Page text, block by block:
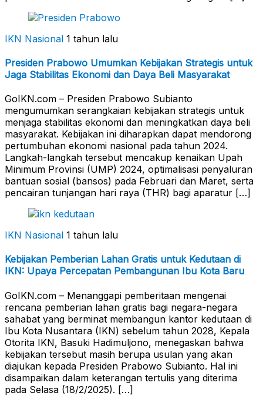
IKN Nasional 1 tahun lalu
Presiden Prabowo Umumkan Kebijakan Strategis untuk
Jaga Stabilitas Ekonomi dan Daya Beli Masyarakat
GoIKN.com – Presiden Prabowo Subianto
mengumumkan serangkaian kebijakan strategis untuk
menjaga stabilitas ekonomi dan meningkatkan daya beli
masyarakat. Kebijakan ini diharapkan dapat mendorong
pertumbuhan ekonomi nasional pada tahun 2024.
Langkah-langkah tersebut mencakup kenaikan Upah
Minimum Provinsi (UMP) 2024, optimalisasi penyaluran
bantuan sosial (bansos) pada Februari dan Maret, serta
pencairan tunjangan hari raya (THR) bagi aparatur […]
IKN Nasional 1 tahun lalu
Kebijakan Pemberian Lahan Gratis untuk Kedutaan di
IKN: Upaya Percepatan Pembangunan Ibu Kota Baru
GoIKN.com – Menanggapi pemberitaan mengenai
rencana pemberian lahan gratis bagi negara-negara
sahabat yang berminat membangun kantor kedutaan di
Ibu Kota Nusantara (IKN) sebelum tahun 2028, Kepala
Otorita IKN, Basuki Hadimuljono, menegaskan bahwa
kebijakan tersebut masih berupa usulan yang akan
diajukan kepada Presiden Prabowo Subianto. Hal ini
disampaikan dalam keterangan tertulis yang diterima
pada Selasa (18/2/2025). […]